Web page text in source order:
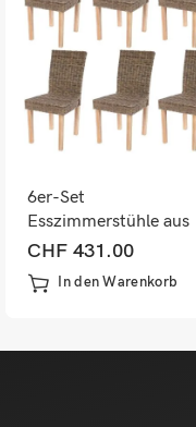
6er-Set
Esszimmerstühle aus
Kubu-Rattan für Küche
& Esszimmer
CHF 431.00
In den Warenkorb